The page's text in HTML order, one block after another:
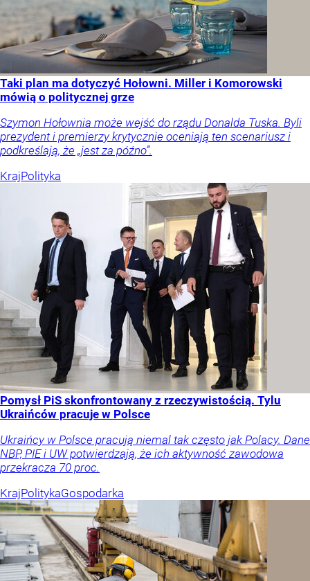
Taki plan ma dotyczyć Hołowni. Miller i Komorowski
mówią o politycznej grze
Szymon Hołownia może wejść do rządu Donalda Tuska. Byli
prezydent i premierzy krytycznie oceniają ten scenariusz i
podkreślają, że „jest za późno”.
KrajPolityka
Pomysł PiS skonfrontowany z rzeczywistością. Tylu
Ukraińców pracuje w Polsce
Ukraińcy w Polsce pracują niemal tak często jak Polacy. Dane
NBP, PIE i UW potwierdzają, że ich aktywność zawodowa
przekracza 70 proc.
KrajPolitykaGospodarka